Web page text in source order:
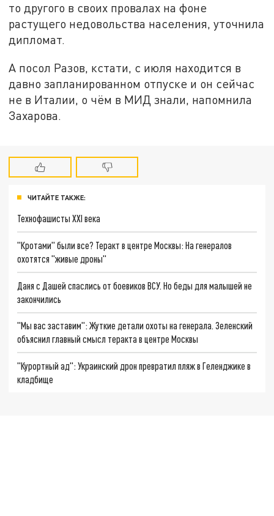
то другого в своих провалах на фоне
растущего недовольства населения, уточнила
дипломат.
А посол Разов, кстати, с июля находится в
давно запланированном отпуске и он сейчас
не в Италии, о чём в МИД знали, напомнила
Захарова.
ЧИТАЙТЕ ТАКЖЕ:
Технофашисты XXI века
"Кротами" были все? Теракт в центре Москвы: На генералов
охотятся "живые дроны"
Даня с Дашей спаслись от боевиков ВСУ. Но беды для малышей не
закончились
"Мы вас заставим": Жуткие детали охоты на генерала. Зеленский
объяснил главный смысл теракта в центре Москвы
"Курортный ад": Украинский дрон превратил пляж в Геленджике в
кладбище